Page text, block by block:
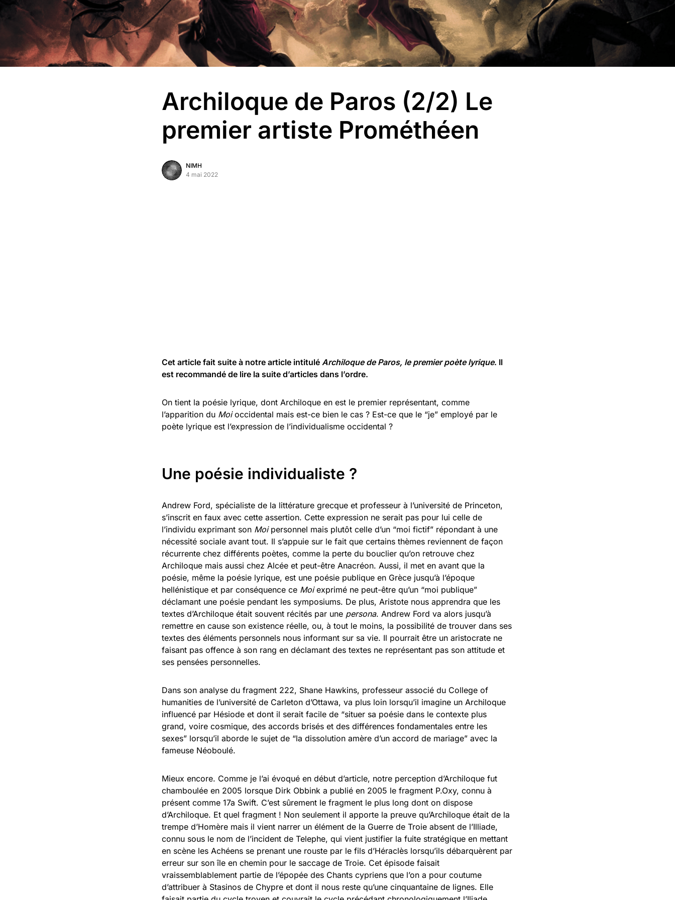
Archiloque de Paros (2/2) Le
premier artiste Prométhéen
NIMH
4 mai 2022
Cet article fait suite à notre article intitulé Archiloque de Paros, le premier poète lyrique. Il
est recommandé de lire la suite d’articles dans l’ordre.
On tient la poésie lyrique, dont Archiloque en est le premier représentant, comme
l’apparition du Moioccidental mais est-ce bien le cas ? Est-ce que le “je” employé par le
poète lyrique est l’expression de l’individualisme occidental ?
Une poésie individualiste ?
Andrew Ford, spécialiste de la littérature grecque et professeur à l’université de Princeton,
s’inscrit en faux avec cette assertion. Cette expression ne serait pas pour lui celle de
l’individu exprimant son Moipersonnel mais plutôt celle d’un “moi fictif” répondant à une
nécessité sociale avant tout. Il s’appuie sur le fait que certains thèmes reviennent de façon
récurrente chez différents poètes, comme la perte du bouclier qu’on retrouve chez
Archiloque mais aussi chez Alcée et peut-être Anacréon. Aussi, il met en avant que la
poésie, même la poésie lyrique, est une poésie publique en Grèce jusqu’à l’époque
hellénistique et par conséquence ce Moiexprimé ne peut-être qu’un “moi publique”
déclamant une poésie pendant les symposiums. De plus, Aristote nous apprendra que les
textes d’Archiloque était souvent récités par une persona. Andrew Ford va alors jusqu’à
remettre en cause son existence réelle, ou, à tout le moins, la possibilité de trouver dans ses
textes des éléments personnels nous informant sur sa vie. Il pourrait être un aristocrate ne
faisant pas offence à son rang en déclamant des textes ne représentant pas son attitude et
ses pensées personnelles.
Dans son analyse du fragment 222, Shane Hawkins, professeur associé du College of
humanities de l’université de Carleton d’Ottawa, va plus loin lorsqu’il imagine un Archiloque
influencé par Hésiode et dont il serait facile de “situer sa poésie dans le contexte plus
grand, voire cosmique, des accords brisés et des différences fondamentales entre les
sexes” lorsqu’il aborde le sujet de “la dissolution amère d’un accord de mariage” avec la
fameuse Néoboulé.
Mieux encore. Comme je l’ai évoqué en début d’article, notre perception d’Archiloque fut
chamboulée en 2005 lorsque Dirk Obbink a publié en 2005 le fragment P.Oxy, connu à
présent comme 17a Swift. C’est sûrement le fragment le plus long dont on dispose
d’Archiloque. Et quel fragment ! Non seulement il apporte la preuve qu’Archiloque était de la
trempe d’Homère mais il vient narrer un élément de la Guerre de Troie absent de l’Illiade,
connu sous le nom de l’incident de Telephe, qui vient justifier la fuite stratégique en mettant
en scène les Achéens se prenant une rouste par le fils d’Héraclès lorsqu’ils débarquèrent par
erreur sur son île en chemin pour le saccage de Troie. Cet épisode faisait
vraissemblablement partie de l’épopée des Chants cypriens que l’on a pour coutume
d’attribuer à Stasinos de Chypre et dont il nous reste qu’une cinquantaine de lignes. Elle